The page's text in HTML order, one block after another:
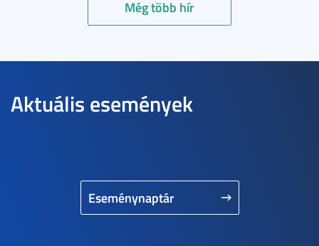
Még több hír
Aktuális események
Eseménynaptár